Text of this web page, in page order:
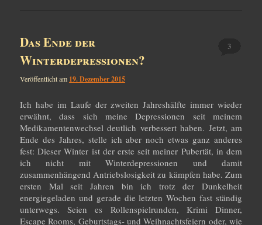
Das Ende der
Winterdepressionen?
Veröffentlicht am 19. Dezember 2015
3
Ich habe im Laufe der zweiten Jahreshälfte immer wieder
erwähnt, dass sich meine Depressionen seit meinem
Medikamentenwechsel deutlich verbessert haben. Jetzt, am
Ende des Jahres, stelle ich aber noch etwas ganz anderes
fest: Dieser Winter ist der erste seit meiner Pubertät, in dem
ich nicht mit Winterdepressionen und damit
zusammenhängend Antriebslosigkeit zu kämpfen habe. Zum
ersten Mal seit Jahren bin ich trotz der Dunkelheit
energiegeladen und gerade die letzten Wochen fast ständig
unterwegs. Seien es Rollenspielrunden, Krimi Dinner,
Escape Rooms, Geburtstags- und Weihnachtsfeiern oder, wie